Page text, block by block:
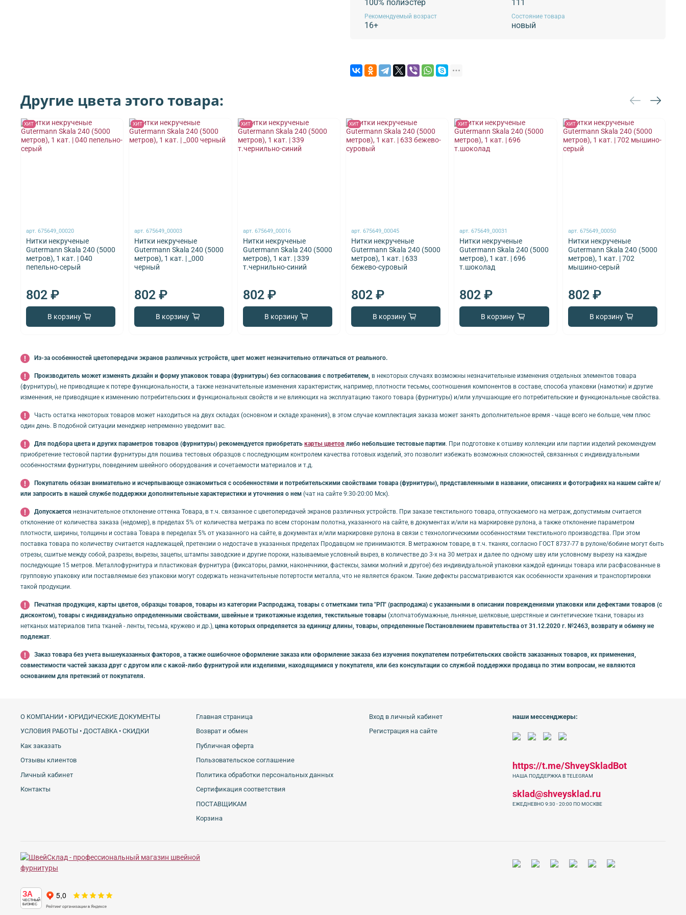
100% полиэстер 111
Рекомендуемый возраст
16+
Состояние товара
новый
Другие цвета этого товара:
ХИТ
арт. 675649_00020
Нитки некрученые
Gutermann Skala 240 (5000
метров), 1 кат. | 040
пепельно-серый
802 ₽
В корзину
ХИТ
арт.675649_00003
Нитки некрученые
Gutermann Skala 240 (5000
метров), 1 кат. | _000
черный
802 ₽
В корзину
ХИТ
арт. 675649_00016
Нитки некрученые
Gutermann Skala 240 (5000
метров), 1 кат. | 339
т.чернильно-синий
802 ₽
В корзину
ХИТ
арт. 675649_00045
Нитки некрученые
Gutermann Skala 240 (5000
метров), 1 кат. | 633
бежево-суровый
802 ₽
В корзину
ХИТ
арт.675649_00031
Нитки некрученые
Gutermann Skala 240 (5000
метров), 1 кат. | 696
т.шоколад
802 ₽
В корзину
ХИТ
арт. 675649_00050
Нитки некрученые
Gutermann Skala 240 (5000
метров), 1 кат. | 702
мышино-серый
802 ₽
В корзину
Из-за особенностей цветопередачи экранов различных устройств, цвет может незначительно отличаться от реального.
Производитель может изменять дизайн и форму упаковок товара (фурнитуры) без согласования с потребителем, в некоторых случаях возможны незначительные изменения отдельных элементов товара
(фурнитуры), не приводящие к потере функциональности, а также незначительные изменения характеристик, например, плотности тесьмы, соотношения компонентов в составе, способа упаковки (намотки) и другие
изменения, не приводящие к изменению потребительских и функциональных свойств и не влияющих на эксплуатацию такого товара (фурнитуры) и/или улучшающие его потребительские и функциональные свойства.
Часть остатка некоторых товаров может находиться на двух складах (основном и складе хранения), в этом случае комплектация заказа может занять дополнительное время - чаще всего не больше, чем плюс
один день. В подобной ситуации менеджер непременно уведомит вас.
Для подбора цвета и других параметров товаров (фурнитуры) рекомендуется приобретать карты цветов либо небольшие тестовые партии. При подготовке к отшиву коллекции или партии изделий рекомендуем
приобретение тестовой партии фурнитуры для пошива тестовых образцов с последующим контролем качества готовых изделий, это позволит избежать возможных сложностей, связанных с индивидуальными
особенностями фурнитуры, поведением швейного оборудования и сочетаемости материалов и т.д.
Покупатель обязан внимательно и исчерпывающе ознакомиться с особенностями и потребительскими свойствами товара (фурнитуры), представленными в названии, описаниях и фотографиях на нашем сайте и/
или запросить в нашей службе поддержки дополнительные характеристики и уточнения о нем (чат на сайте 9:30-20:00 Мск).
Допускается незначительное отклонение оттенка Товара, в т.ч. связанное с цветопередачей экранов различных устройств. При заказе текстильного товара, отпускаемого на метраж, допустимым считается
отклонение от количества заказа (недомер), в пределах 5% от количества метража по всем сторонам полотна, указанного на сайте, в документах и/или на маркировке рулона, а также отклонение параметром
плотности, ширины, толщины и состава Товара в переделах 5% от указанного на сайте, в документах и/или маркировке рулона в связи с технологическими особенностями текстильного производства. При этом
поставка товара по количеству считается надлежащей, претензии о недостаче в указанных пределах Продавцом не принимаются. В метражном товаре, в т.ч. тканях, согласно ГОСТ 8737-77 в рулоне/бобине могут быть
отрезы, сшитые между собой, разрезы, вырезы, зацепы, штампы заводские и другие пороки, называемые условный вырез, в количестве до 3-х на 30 метрах и далее по одному шву или условному вырезу на каждые
последующие 15 метров. Металлофурнитура и пластиковая фурнитура (фиксаторы, рамки, наконечники, фастексы, замки молний и другое) без индивидуальной упаковки каждой единицы товара или расфасованные в
групповую упаковку или поставляемые без упаковки могут содержать незначительные потертости металла, что не является браком. Такие дефекты рассматриваются как особенности хранения и транспортировки
такой продукции.
Печатная продукция, карты цветов, образцы товаров, товары из категории Распродажа, товары с отметками типа "РП" (распродажа) с указанными в описании повреждениями упаковки или дефектами товаров (с
дисконтом), товары с индивидуально определенными свойствами, швейные и трикотажные изделия, текстильные товары (хлопчатобумажные, льняные, шелковые, шерстяные и синтетические ткани, товары из
нетканых материалов типа тканей - ленты, тесьма, кружево и др.), цена которых определяется за единицу длины, товары, определенные Постановлением правительства от 31.12.2020 г. №2463, возврату и обмену не
подлежат.
Заказ товара без учета вышеуказанных факторов, а также ошибочное оформление заказа или оформление заказа без изучения покупателем потребительских свойств заказанных товаров, их применения,
совместимости частей заказа друг с другом или с какой-либо фурнитурой или изделиями, находящимися у покупателя, или без консультации со службой поддержки продавца по этим вопросам, не являются
основанием для претензий от покупателя.
О КОМПАНИИ • ЮРИДИЧЕСКИЕ ДОКУМЕНТЫ
УСЛОВИЯ РАБОТЫ • ДОСТАВКА • СКИДКИ
Как заказать
Отзывы клиентов
Личный кабинет
Контакты
Главная страница
Возврат и обмен
Публичная оферта
Пользовательское соглашение
Политика обработки персональных данных
Сертификация соответствия
ПОСТАВЩИКАМ
Корзина
Вход в личный кабинет
Регистрация на сайте
наши мессенджеры:
https://t.me/ShveySkladBot
НАША ПОДДЕРЖКА В TELEGRAM
sklad@shveysklad.ru
ЕЖЕДНЕВНО 9:30 - 20:00 ПО МОСКВЕ
ЗА
ЧЕСТНЫЙ
БИЗНЕС